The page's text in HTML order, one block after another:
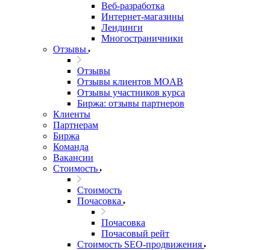
Веб-разработка
Интернет-магазины
Лендинги
Многостраничники
Отзывы
Отзывы
Отзывы клиентов MOAB
Отзывы участников курса
Биржа: отзывы партнеров
Клиенты
Партнерам
Биржа
Команда
Вакансии
Стоимость
Стоимость
Почасовка
Почасовка
Почасовый рейт
Стоимость SEO-продвижения